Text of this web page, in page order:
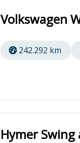
Volkswagen
242.292 km
Hymer Swing